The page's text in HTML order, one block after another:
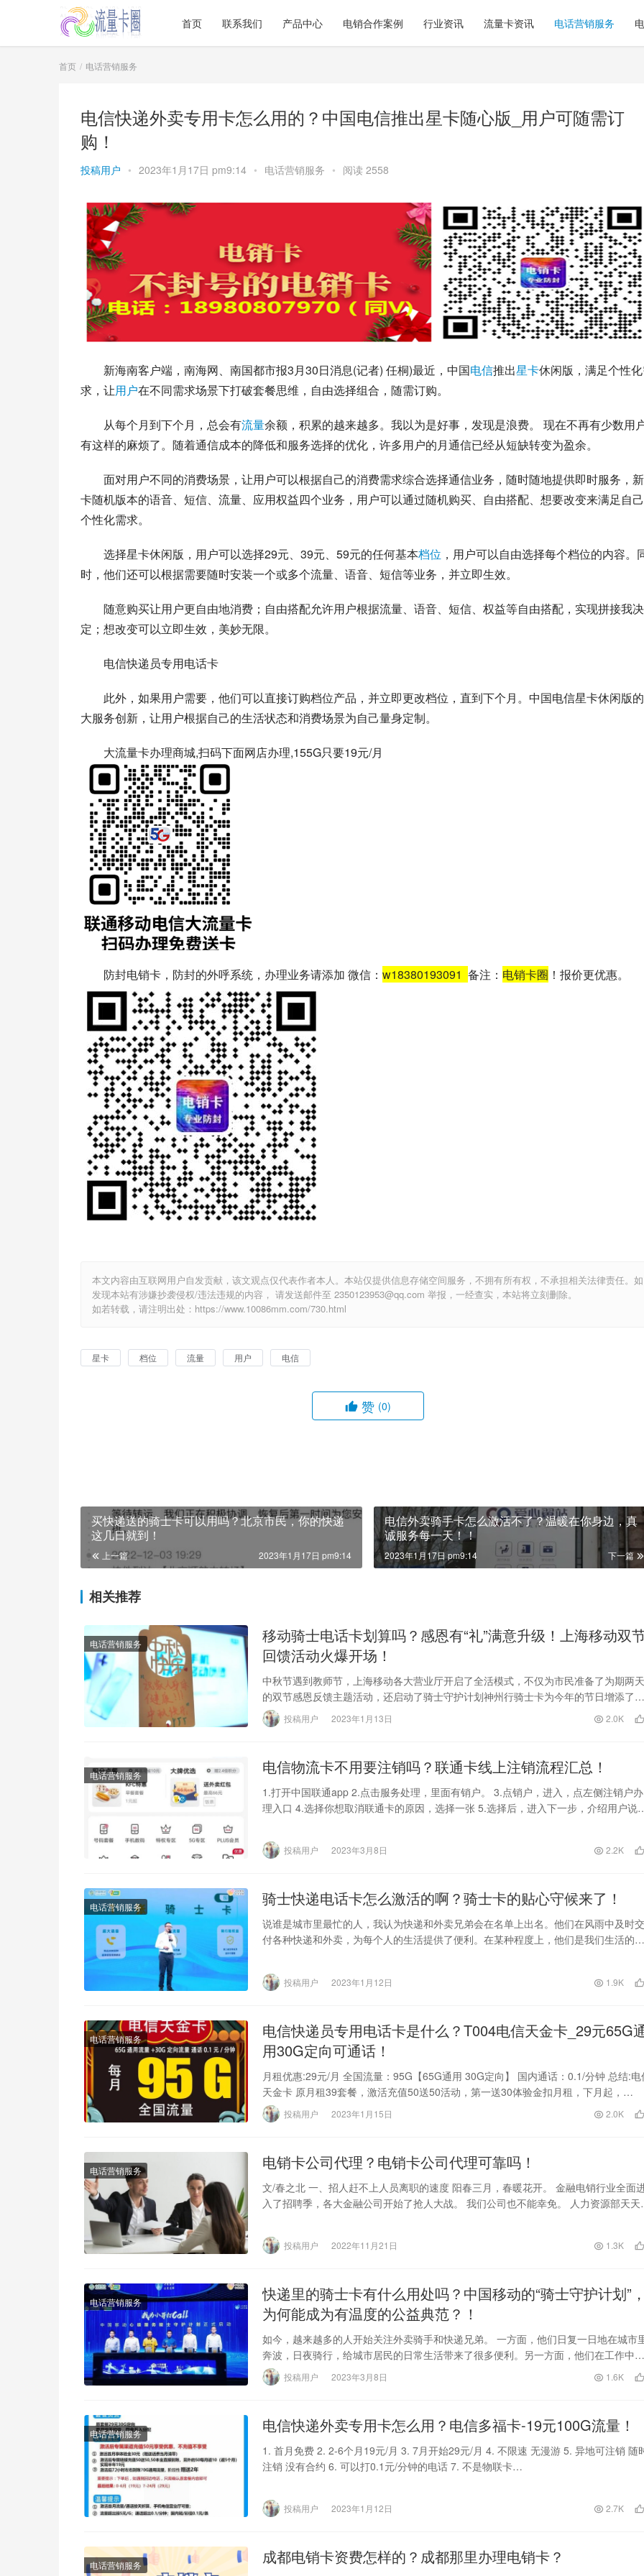
首页 联系我们 产品中心 电销合作案例 行业资讯 流量卡资讯 电话营销服务
首页 电话营销服务
电信快递外卖专用卡怎么用的？中国电信推出星卡随心版_用户可随需订
购！
投稿用户 • 2023年1月17日 pm9:14 • 电话营销服务 • 阅读 2558
新海南客户端， 南海网、南国都市报3月30日消息(记者) 任桐)最近， 中国电信推出星卡休闲版，满足个性
求，让用户在不同需求场景下打破套餐思维，自由选择组合，随需订购。
从每个月到下个月，总会有流量余额，积累的越来越多。我以为是好事，发现是浪费。 现在不再有少数用
有这样的麻烦了。随着通信成本的降低和服务选择的优化，许多用户的月通信已经从短缺转变为盈余。
面对用户不同的消费场景，让用户可以根据自己的消费需求综合选择通信业务，随时随地提供即时服务，
卡随机版本的语音、短信、流量、应用权益四个业务，用户可以通过随机购买、自由搭配、想要改变来满足自
个性化需求。
选择星卡休闲版，用户可以选择29元、39元、59元的任何基本档位 ，用户可以自由选择每个档位的内容。
时，他们还可以根据需要随时安装一个或多个流量、语音、短信等业务，并立即生效。
随意购买让用户更自由地消费；自由搭配允许用户根据流量、语音、短信、权益等自由搭配，实现拼接我决
定；想改变可以立即生效，美妙无限。
电信快递员专用电话卡
此外，如果用户需要，他们可以直接订购档位产品，并立即更改档位，直到下个月。中国电信星卡休闲版
大服务创新，让用户根据自己的生活状态和消费场景为自己量身定制。
大流量卡办理商城,扫码下面网店办理,155G只要19元/月
防封电销卡，防封的外呼系统，办理业务请添加 微信： w18380193091 备注： 电销卡圈 ！报价更优惠。
本文内容由互联网用户自发贡献，该文观点仅代表作者本人。本站仅提供信息存储空间服务，不拥有所有权，不承担相关法律责任。如
发现本站有涉嫌抄袭侵权/违法违规的内容， 请发送邮件至 2350123953@qq.com 举报，一经查实，本站将立刻删除。
如若转载，请注明出处：https://www.10086mm.com/730.html
星卡 档位 流量 用户 电信
赞 (0)
买快递送的骑士卡可以用吗？北京市民，你的快递
这几日就到！
上一篇 2023年1月17日 pm9:14
电信外卖骑手卡怎么激活不了？温暖在你身边，真
诚服务每一天！！
下一篇
2023年1月17日 pm9:14
相关推荐
电话营销服务
移动骑士电话卡划算吗？感恩有“礼”满意升级！上海移动双
回馈活动火爆开场！
中秋节遇到教师节，上海移动各大营业厅开启了全活模式，不仅为市民准备了为期两天
的双节感恩反馈主题活动，还启动了骑士守护计划神州行骑士卡为今年的节日增添了温
暖的气氛。 喜迎双节 营业厅…
投稿用户 2023年1月13日 2.0K
电话营销服务 电信物流卡不用要注销吗？联通卡线上注销流程汇总！
1.打开中国联通app 2.点击服务处理，里面有销户。 3.点销户，进入，点左侧注销户办
理入口 4.选择你想取消联通卡的原因，选择一张 5.选择后，进入下一步，介绍用户说
投稿用户 2023年3月8日 2.2K
电话营销服务 骑士快递电话卡怎么激活的啊？骑士卡的贴心守候来了！
说谁是城市里最忙的人，我认为快递和外卖兄弟会在名单上出名。他们在风雨中及时交
付各种快递和外卖，为每个人的生活提供了便利。在某种程度上，他们是我们生活的守
投稿用户 2023年1月12日 1.9K
电话营销服务
电信快递员专用电话卡是什么？T004电信天金卡_29元65G
用30G定向可通话！
月租优惠:29元/月 全国流量：95G【65G通用 30G定向】 国内通话：0.1/分钟 总结:电
天金卡 原月租39套餐，激活充值50送50活动，第一送30体验金扣月租，下月起，…
投稿用户 2023年1月15日 2.0K
电话营销服务 电销卡公司代理？电销卡公司代理可靠吗！
文/春之北 一、招人赶不上人员离职的速度 阳春三月，春暖花开。 金融电销行业全面
入了招聘季，各大金融公司开始了抢人大战。 我们公司也不能幸免。 人力资源部天天
投稿用户 2022年11月21日 1.3K
电话营销服务
快递里的骑士卡有什么用处吗？中国移动的“骑士守护计划”，
为何能成为有温度的公益典范？！
如今，越来越多的人开始关注外卖骑手和快递兄弟。 一方面，他们日复一日地在城市
奔波，日夜骑行，给城市居民的日常生活带来了很多便利。另一方面，他们在工作中也
会遇到很多问题，比如交通安…
投稿用户 2023年3月8日 1.6K
电话营销服务 电信快递外卖专用卡怎么用？电信多福卡-19元100G流量！
1. 首月免费 2. 2-6个月19元/月 3. 7月开始29元/月 4. 不限速 无漫游 5. 异地可注销 随
注销 没有合约 6. 可以打0.1元/分钟的电话 7. 不是物联卡…
投稿用户 2023年1月12日 2.7K
电话营销服务 成都电销卡资费怎样的？成都那里办理电销卡？